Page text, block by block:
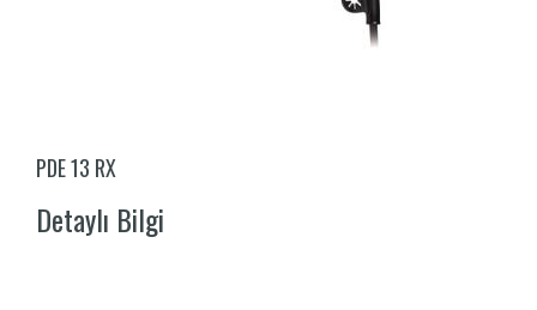
PDE 13 RX
Detaylı Bilgi